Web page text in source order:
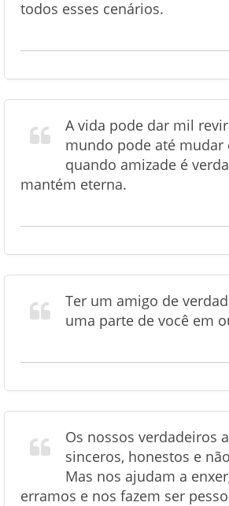
todos esses cenários.
A vida pode dar mil
mundo pode até mudar
quando amizade é
mantém eterna.
Ter um amigo de
uma parte de você em
Os nossos verdadeiros
sinceros, honestos e
Mas nos ajudam a
erramos e nos fazem ser